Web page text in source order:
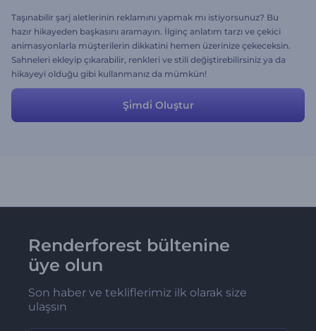
Taşınabilir şarj aletlerinin reklamını yapmak mı istiyorsunuz? Bu
hazır hikayeden başkasını aramayın. İlginç anlatım tarzı ve çekici
animasyonlarla müşterilerin dikkatini hemen üzerinize çekeceksin.
Sahneleri ekleyip çıkarabilir, renkleri ve stili değiştirebilirsiniz ya da
hikayeyi olduğu gibi kullanmanız da mümkün!
Şi̇mdi̇ Oluştur
Renderforest bültenine
üye olun
Son haber ve tekliflerimiz ilk olarak size
ulaşsın